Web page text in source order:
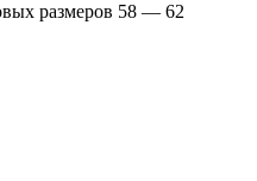
размеров 58 — 62